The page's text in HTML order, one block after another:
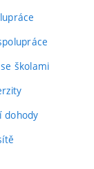
školami
dohody